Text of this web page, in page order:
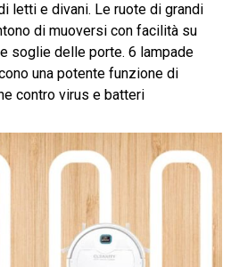
letti e divani. Le ruote di grandi
di muoversi con facilità su
soglie delle porte. 6 lampade
una potente funzione di
contro virus e batteri